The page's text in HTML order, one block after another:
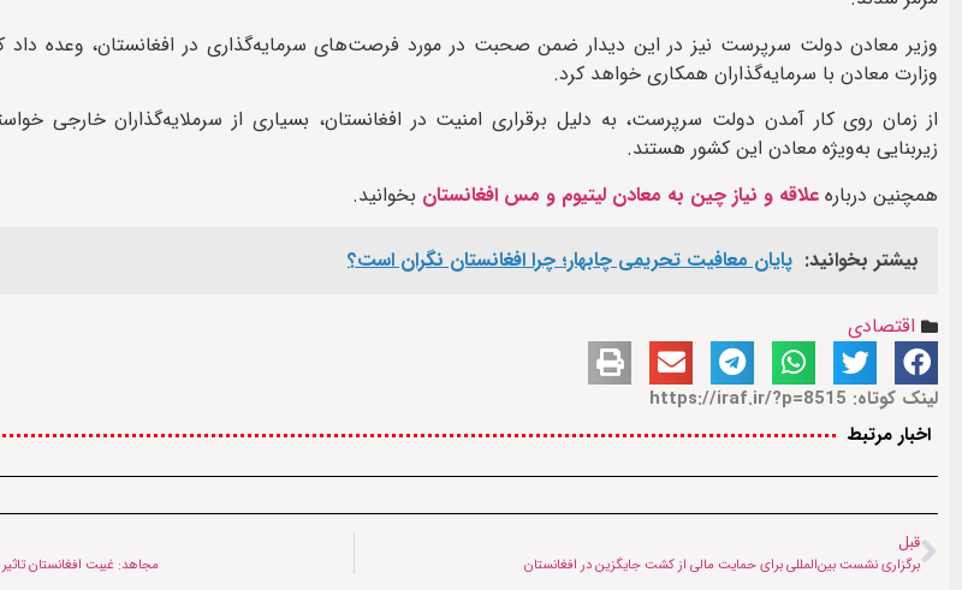
وزیر معادن دولت سرپرست نیز در این دیدار ضمن صحبت در مورد فرصت‌های سرمایه‌گذاری در افغانستان، وعده داد
وزارت معادن با سرمایه‌گذاران همکاری خواهد کرد.
از زمان روی کار آمدن دولت سرپرست، به دلیل برقراری امنیت در افغانستان، بسیاری از سرملایه‌گذاران خارجی
زیربنایی به‌ویژه معادن این کشور هستند.
همچنین درباره علاقه و نیاز چین به معادن لیتیوم و مس افغانستان بخوانید.
بیشتر بخوانید: پایان معافیت تحریمی‌ چابهار؛ چرا افغانستان نگران است؟
اقتصادی
لینک کوتاه: https://iraf.ir/?p=8515
اخبار مرتبط
قبل
برگزاری نشست بین‌المللی برای حمایت مالی از کشت جایگزین در افغانستان مجاهد: غیبت افغانستان